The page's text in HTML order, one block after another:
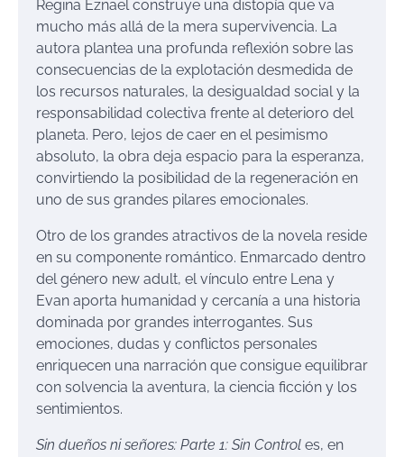
Regina Eznael construye una distopía que va
mucho más allá de la mera supervivencia. La
autora plantea una profunda reflexión sobre las
consecuencias de la explotación desmedida de
los recursos naturales, la desigualdad social y la
responsabilidad colectiva frente al deterioro del
planeta. Pero, lejos de caer en el pesimismo
absoluto, la obra deja espacio para la esperanza,
convirtiendo la posibilidad de la regeneración en
uno de sus grandes pilares emocionales.
Otro de los grandes atractivos de la novela reside
en su componente romántico. Enmarcado dentro
del género new adult, el vínculo entre Lena y
Evan aporta humanidad y cercanía a una historia
dominada por grandes interrogantes. Sus
emociones, dudas y conflictos personales
enriquecen una narración que consigue equilibrar
con solvencia la aventura, la ciencia ficción y los
sentimientos.
Sin dueños ni señores: Parte 1: Sin Control es, en